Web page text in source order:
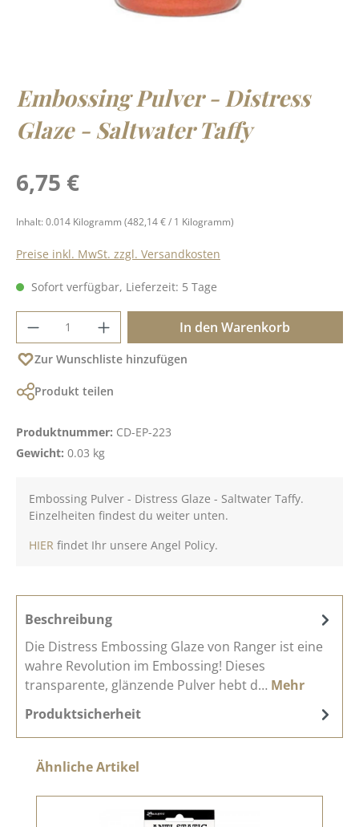
Embossing Pulver - Distress
Glaze - Saltwater Taffy
Regulärer Preis:
6,75 €
Inhalt: 0.014 Kilogramm (482,14 € / 1 Kilogramm)
Preise inkl. MwSt. zzgl. Versandkosten
Sofort verfügbar, Lieferzeit: 5 Tage
Produkt Anzahl: Gib den gewünschten
In den Warenkorb
Zur Wunschliste hinzufügen
Produkt teilen
Produktnummer: CD-EP-223
Gewicht: 0.03 kg
Embossing Pulver - Distress Glaze - Saltwater Taffy.
Einzelheiten findest du weiter unten.
HIER findet Ihr unsere Angel Policy.
Beschreibung
Die Distress Embossing Glaze von Ranger ist eine
wahre Revolution im Embossing! Dieses
transparente, glänzende Pulver hebt d… Mehr
Produktsicherheit
Produktgalerie überspringen
Ähnliche Artikel